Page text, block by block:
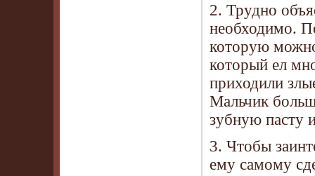
2. Трудно
необходимо.
которую
который ел
приходили
Мальчик
зубную пасту
3. Чтобы
ему самому